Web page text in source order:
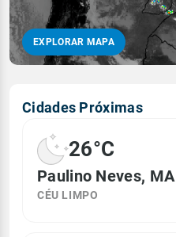
EXPLORAR MAPA
Cidades Próximas
26°C
Paulino Neves, MA
CÉU LIMPO